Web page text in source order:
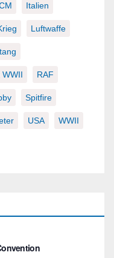
Italien
Luftwaffe
WWII RAF
Spitfire
USA WWII